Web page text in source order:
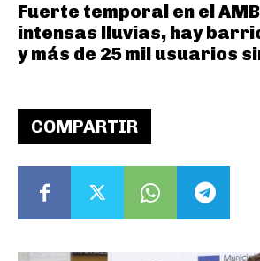
COMPARTIR
Fuerte temporal en el
intensas lluvias, hay
y más de 25 mil usuarios